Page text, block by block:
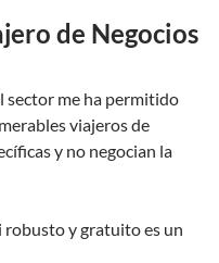
de Negocios
sector me ha permitido
viajeros de
y no negocian la
robusto y gratuito es un